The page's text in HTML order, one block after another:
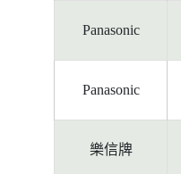
Panasonic
Panasonic
樂信牌